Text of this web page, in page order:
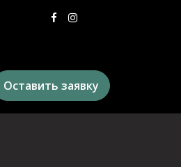
Оставить заявку